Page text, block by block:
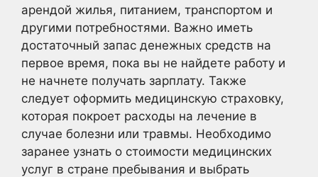
арендой жилья, питанием, транспортом и
другими потребностями. Важно иметь
достаточный запас денежных средств на
первое время, пока вы не найдете работу и
не начнете получать зарплату. Также
следует оформить медицинскую страховку,
которая покроет расходы на лечение в
случае болезни или травмы. Необходимо
заранее узнать о стоимости медицинских
услуг в стране пребывания и выбрать